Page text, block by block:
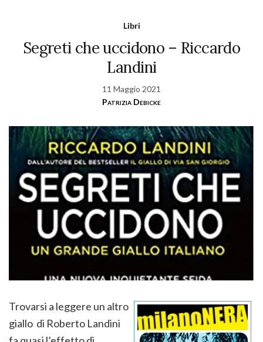
Libri
Segreti che uccidono – Riccardo
Landini
11 Maggio 2021
Patrizia Debicke
Trovarsi a leggere un altro
giallo di Roberto Landini